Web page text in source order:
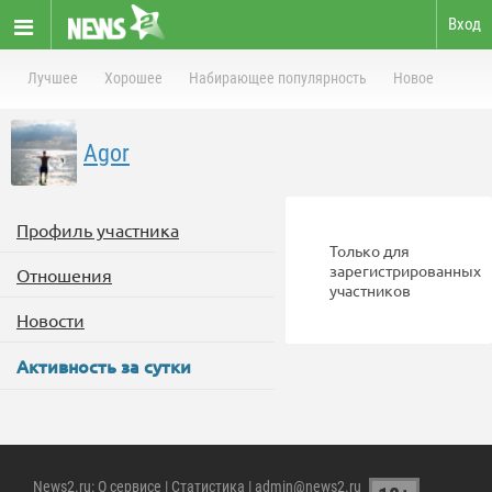
Вход
Лучшее Хорошее Набирающее популярность Новое
Agor
Профиль участника
Отношения
Новости
Активность за сутки
Только для
зарегистрированных
участников
News2.ru: О сервисе | Статистика | admin@news2.ru